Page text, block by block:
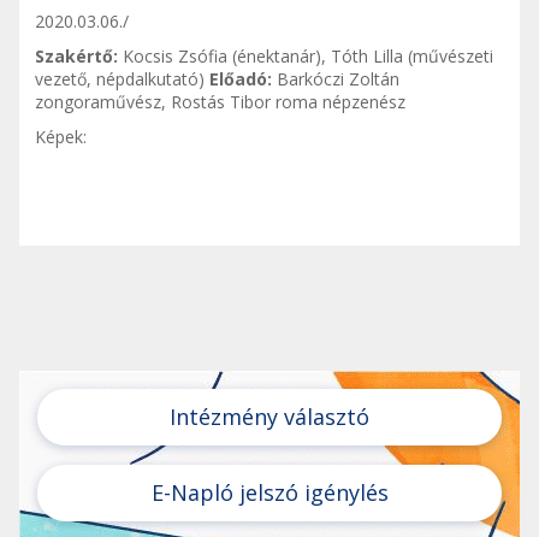
2020.03.06./
Szakértő: Kocsis Zsófia (énektanár), Tóth Lilla (művészeti
vezető, népdalkutató) Előadó: Barkóczi Zoltán
zongoraművész, Rostás Tibor roma népzenész
Képek:
Intézmény választó
E-Napló jelszó igénylés